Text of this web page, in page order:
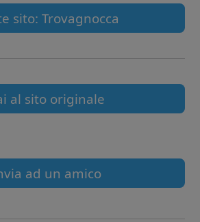
sito: Trovagnocca
al sito originale
ad un amico